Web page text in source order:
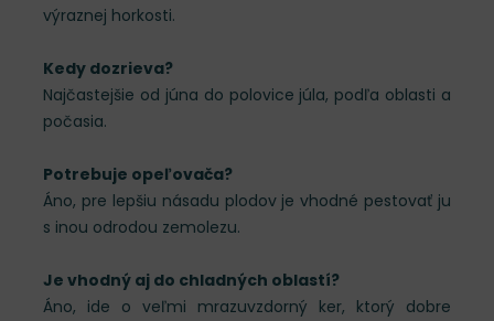
výraznej horkosti.
Kedy dozrieva?
Najčastejšie od júna do polovice júla, podľa oblasti a
počasia.
Potrebuje opeľovača?
Áno, pre lepšiu násadu plodov je vhodné pestovať ju
s inou odrodou zemolezu.
Je vhodný aj do chladných oblastí?
Áno, ide o veľmi mrazuvzdorný ker, ktorý dobre